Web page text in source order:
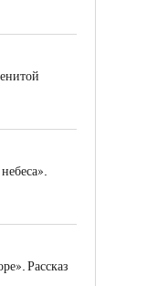
Рассказ